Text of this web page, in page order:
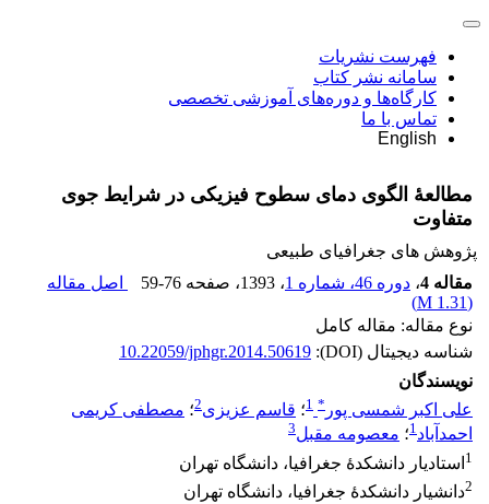
فهرست نشریات
سامانه نشر کتاب
کارگاه‌ها و دوره‌های آموزشی تخصصی
تماس با ما
English
مطالعۀ الگوی دمای سطوح فیزیکی در شرایط جوی
متفاوت
پژوهش های جغرافیای طبیعی
مقاله 4
، دوره 46، شماره 1 ، 1393 ، صفحه 59-76
اصل مقاله
(
1.31 M
)
نوع مقاله: مقاله کامل
شناسه دیجیتال (DOI):
10.22059/jphgr.2014.50619
نویسندگان
علی اکبر شمسی پور *
1؛ قاسم عزیزی2؛ مصطفی کریمی
احمدآباد1؛ معصومه مقبل3
1 استادیار دانشکدۀ جغرافیا، دانشگاه تهران
2دانشیار دانشکدۀ جغرافیا، دانشگاه تهران